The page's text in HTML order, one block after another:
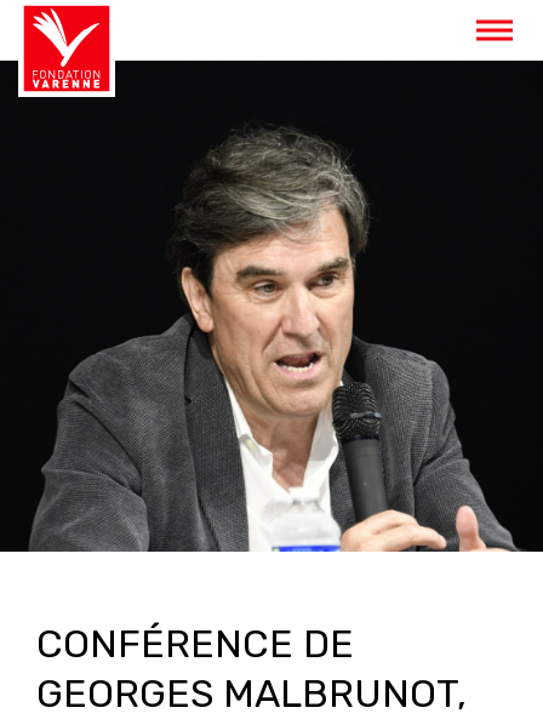
CONFÉRENCE DE
GEORGES MALBRUNOT,
Panneau de gestion des cookies